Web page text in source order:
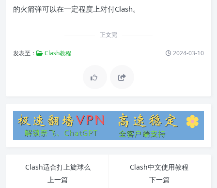
的火箭弹可以在一定程度上对付Clash。
正文完
发表至： Clash教程 2024-03-10
Clash适合打上旋球么
上一篇
Clash中文使用教程
下一篇